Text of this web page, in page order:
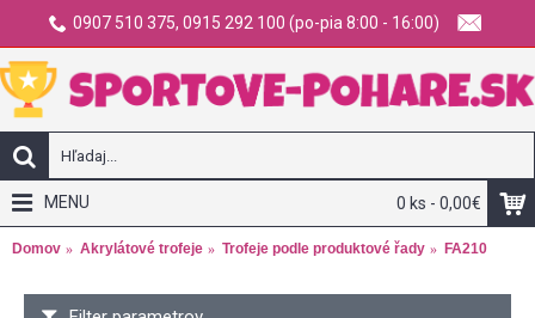
0907 510 375, 0915 292 100 (po-pia 8:00 - 16:00)
0 ks - 0,00€
MENU
Domov Akrylátové trofeje Trofeje podle produktové řady FA210